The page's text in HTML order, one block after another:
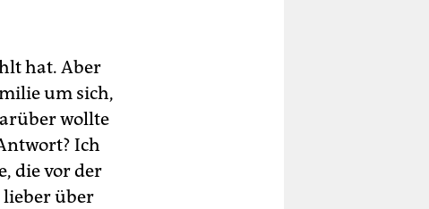
hat. Aber
um sich,
wollte
Ich
die vor der
lieber über